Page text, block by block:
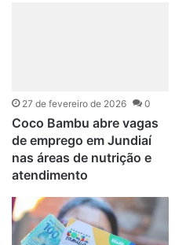
27 de fevereiro de 2026 0
Coco Bambu abre vagas
de emprego em Jundiaí
nas áreas de nutrição e
atendimento